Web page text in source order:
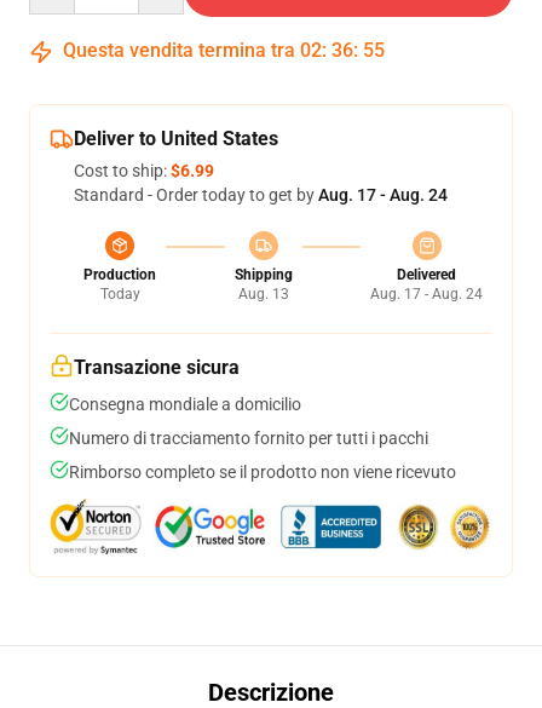
Questa vendita termina tra 02: 36: 54
Deliver to United States
Cost to ship:$6.99
Standard - Order today to get byAug. 17 - Aug. 24
Production
Today
Shipping
Aug. 13
Delivered
Aug. 17 - Aug. 24
Transazione sicura
Consegna mondiale a domicilio
Numero di tracciamento fornito per tutti i pacchi
Rimborso completo se il prodotto non viene ricevuto
Descrizione